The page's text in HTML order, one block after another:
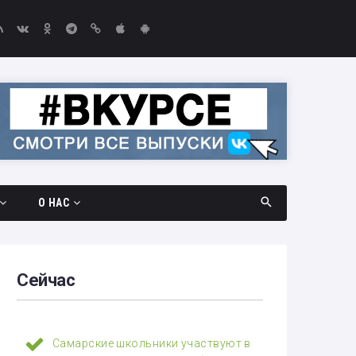
О НАС
Выборы-2026
Сейчас
Самарские школьники участвуют в